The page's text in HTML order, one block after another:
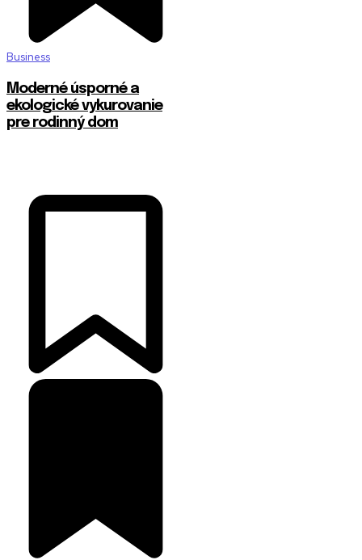
Business
Moderné úsporné a
ekologické vykurovanie
pre rodinný dom